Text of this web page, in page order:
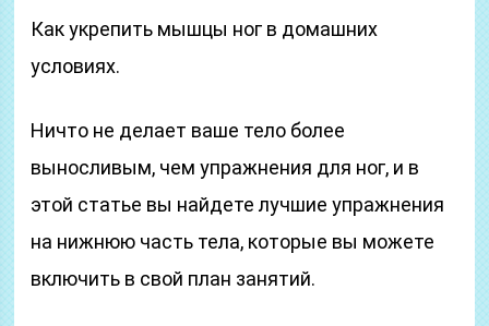
Как укрепить мышцы ног в домашних
условиях.
Ничто не делает ваше тело более
выносливым, чем упражнения для ног, и в
этой статье вы найдете лучшие упражнения
на нижнюю часть тела, которые вы можете
включить в свой план занятий.